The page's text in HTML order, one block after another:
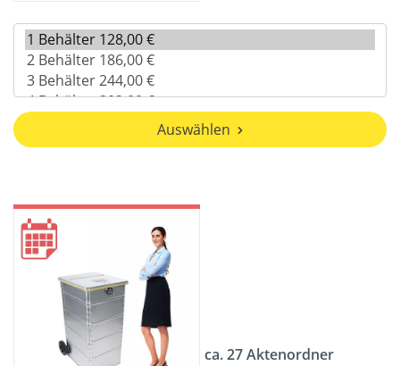
Auswählen
ca. 27 Aktenordner